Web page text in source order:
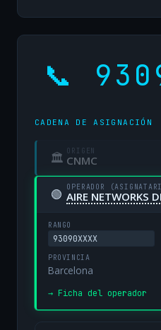
📞
CADENA DE ASIGNACIÓN
🏛 ORIGEN
CNMC
🟢 OPERADOR
RANGO
93090XXXX
PROVINCIA
Barcelona
→ Ficha del operador